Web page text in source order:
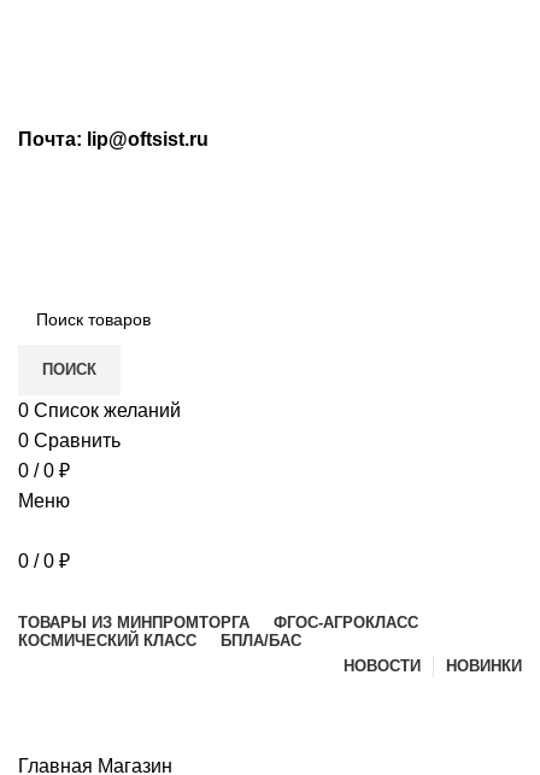
Почта: lip@oftsist.ru
ПОИСК
0 Список желаний
0 Сравнить
0 / 0 ₽
Меню
0 / 0 ₽
ТОВАРЫ ИЗ МИНПРОМТОРГА
ФГОС-АГРОКЛАСС
КОСМИЧЕСКИЙ КЛАСС
БПЛА/БАС
НОВОСТИ
НОВИНКИ
Главная Магазин